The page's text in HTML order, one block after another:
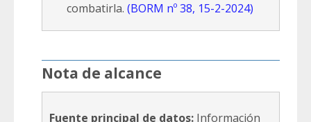
combatirla. (BORM nº 38, 15-2-2024)
Nota de alcance
Fuente principal de datos: Información